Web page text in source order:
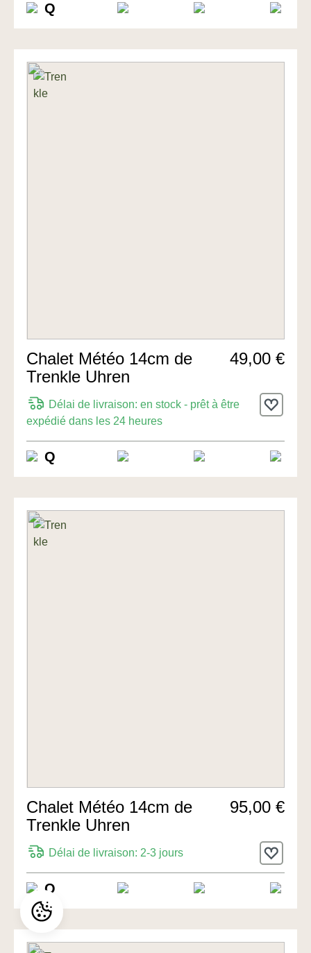
Q
Chalet Météo 14cm de
Trenkle Uhren
49,00 €
Délai de livraison: en stock - prêt à être
expédié dans les 24 heures
Q
Chalet Météo 14cm de
Trenkle Uhren
95,00 €
Délai de livraison: 2-3 jours
Q